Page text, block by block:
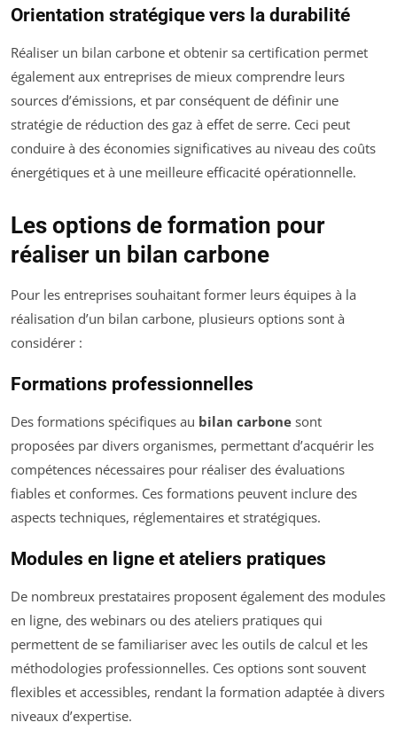
Orientation stratégique vers la durabilité
Réaliser un bilan carbone et obtenir sa certification permet
également aux entreprises de mieux comprendre leurs
sources d’émissions, et par conséquent de définir une
stratégie de réduction des gaz à effet de serre. Ceci peut
conduire à des économies significatives au niveau des coûts
énergétiques et à une meilleure efficacité opérationnelle.
Les options de formation pour
réaliser un bilan carbone
Pour les entreprises souhaitant former leurs équipes à la
réalisation d’un bilan carbone, plusieurs options sont à
considérer :
Formations professionnelles
Des formations spécifiques au bilan carbone sont
proposées par divers organismes, permettant d’acquérir les
compétences nécessaires pour réaliser des évaluations
fiables et conformes. Ces formations peuvent inclure des
aspects techniques, réglementaires et stratégiques.
Modules en ligne et ateliers pratiques
De nombreux prestataires proposent également des modules
en ligne, des webinars ou des ateliers pratiques qui
permettent de se familiariser avec les outils de calcul et les
méthodologies professionnelles. Ces options sont souvent
flexibles et accessibles, rendant la formation adaptée à divers
niveaux d’expertise.